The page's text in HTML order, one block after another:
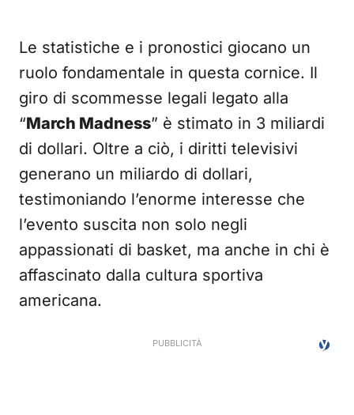
Le statistiche e i pronostici giocano un
ruolo fondamentale in questa cornice. Il
giro di scommesse legali legato alla
“March Madness” è stimato in 3 miliardi
di dollari. Oltre a ciò, i diritti televisivi
generano un miliardo di dollari,
testimoniando l’enorme interesse che
l’evento suscita non solo negli
appassionati di basket, ma anche in chi è
affascinato dalla cultura sportiva
americana.